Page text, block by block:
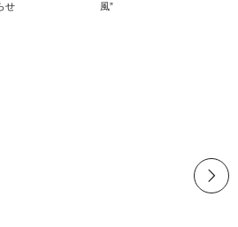
せ
風”